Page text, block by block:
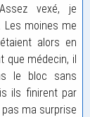
vexé, je
Les moines me
alors en
que médecin, il
le bloc sans
ils finirent par
pas ma surprise